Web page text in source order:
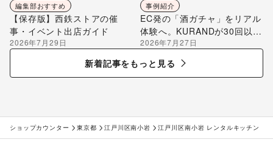
編集部おすすめ
【保存版】西鉄ストアの催
事・イベント出店ガイド
2026年7月29日
事例紹介
EC発の「酒ガチャ」をリアル
体験へ。KURANDが30回以上
のポップアップ出店で届け
る“新しいお酒との出会い”
2026年7月27日
新着記事をもっと見る
ショップカウンター 東京都 江戸川区南小岩 江戸川区南小岩 レンタルキッチン